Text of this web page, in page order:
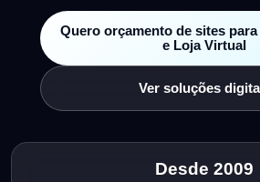
Quero orçamento de sites
e Loja Virtual
Ver soluções
Desde 2009